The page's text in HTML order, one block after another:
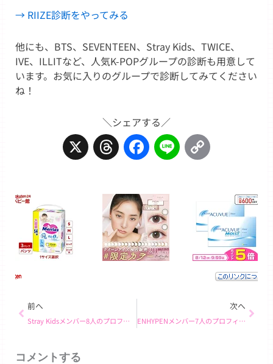
→ RIIZE診断をやってみる
他にも、BTS、SEVENTEEN、Stray Kids、TWICE、
IVE、ILLITなど、人気K-POPグループの診断も用意して
います。お気に入りのグループで診断してみてください
ね！
＼シェアする／
X
ThreadsFacebook
Line
Prev
前へ
Stray Kidsメンバー8人のプロフィール完全版！性格・MBTI・魅力を徹底解説
次へ
ENHYPENメンバー7人のプロフィール完全版！性格・MBTI・魅力を徹底解説
コメントする